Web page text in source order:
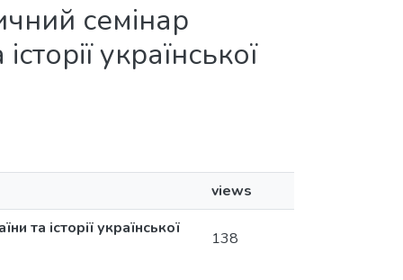
семінар
української
views
та історії української
138